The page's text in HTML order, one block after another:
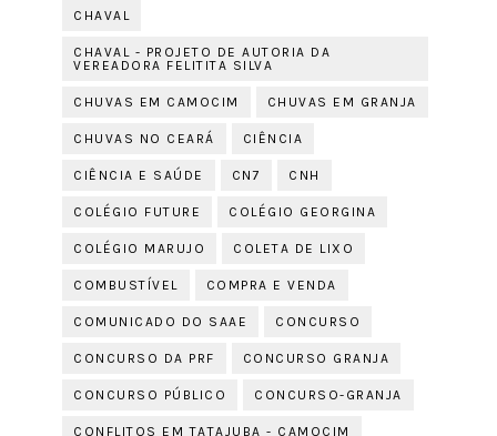
CHAVAL
CHAVAL - PROJETO DE AUTORIA DA
VEREADORA FELITITA SILVA
CHUVAS EM CAMOCIM CHUVAS EM GRANJA
CHUVAS NO CEARÁ CIÊNCIA
CIÊNCIA E SAÚDE CN7 CNH
COLÉGIO FUTURE COLÉGIO GEORGINA
COLÉGIO MARUJO COLETA DE LIXO
COMBUSTÍVEL COMPRA E VENDA
COMUNICADO DO SAAE CONCURSO
CONCURSO DA PRF CONCURSO GRANJA
CONCURSO PÚBLICO CONCURSO-GRANJA
CONFLITOS EM TATAJUBA - CAMOCIM